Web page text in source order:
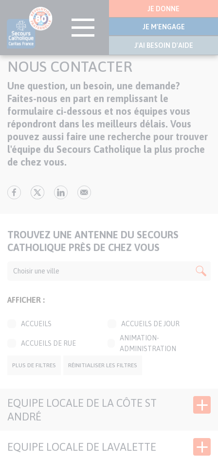
Aller
principal
latérale
JE DONNE
JE M'ENGAGE
J'AI BESOIN D'AIDE
NOUS CONTACTER
Texte
Une question, un besoin, une demande?
Faites-nous en part en remplissant le
formulaire ci-dessous et nos équipes vous
répondront dans les meilleurs délais. Vous
pouvez aussi faire une recherche pour trouver
l'équipe du Secours Catholique la plus proche
de chez vous.
TITRE
DE
CARTE
TROUVEZ UNE ANTENNE DU SECOURS
CATHOLIQUE PRÈS DE CHEZ VOUS
AFFICHER :
ACCUEILS ACCUEILS DE JOUR
ACCUEILS DE RUE
ANIMATION-
ADMINISTRATION
BOUTIQUES SOLIDAIRES
CAFÉS SOLIDAIRES
GROUPES CONVIVIAUX
PERMANENCES LOCALES
TRANSPORTS
PLUS DE FILTRES RÉINITIALISER LES FILTRES
EQUIPE LOCALE DE LA CÔTE ST
ANDRÉ
EQUIPE LOCALE DE LAVALETTE